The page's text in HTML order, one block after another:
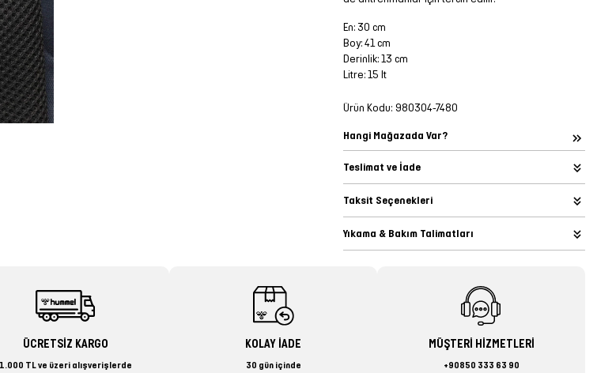
En: 30 cm
Boy: 41 cm
Derinlik: 13 cm
Litre: 15 lt
Ürün Kodu: 980304-7480
Hangi Mağazada Var?
Teslimat ve İade
Taksit Seçenekleri
Yıkama & Bakım Talimatları
ÜCRETSİZ KARGO
1.000 TL ve üzeri alışverişlerde
KOLAY İADE
30 gün içinde
MÜŞTERİ HİZMETLERİ
+90850 333 63 90